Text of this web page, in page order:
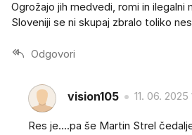
Ogrožajo jih medvedi, romi in ilegalni
Sloveniji se ni skupaj zbralo toliko
Odgovori
vision105 11. 06. 2025
Res je....pa še Martin Strel